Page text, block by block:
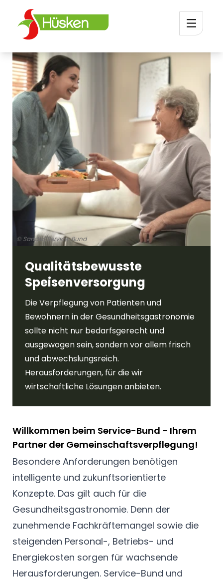
© Sander/Service-Bund
Qualitätsbewusste
Speisenversorgung
Die Verpflegung von Patienten und
Bewohnern in der Gesundheitsgastronomie
sollte nicht nur bedarfsgerecht und
ausgewogen sein, sondern vor allem frisch
und abwechslungsreich.
Herausforderungen, für die wir
wirtschaftliche Lösungen anbieten.
Willkommen beim Service-Bund - Ihrem
Partner der Gemeinschaftsverpflegung!
Besondere Anforderungen benötigen
intelligente und zukunftsorientierte
Konzepte. Das gilt auch für die
Gesundheitsgastronomie. Denn der
zunehmende Fachkräftemangel sowie die
steigenden Personal-, Betriebs- und
Energiekosten sorgen für wachsende
Herausforderungen. Service-Bund und